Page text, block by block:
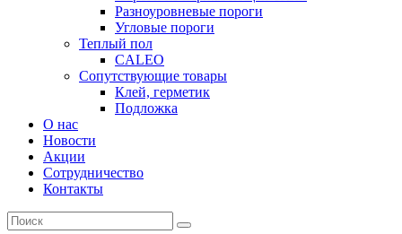
Разноуровневые пороги
Угловые пороги
Теплый пол
CALEO
Сопутствующие товары
Клей, герметик
Подложка
О нас
Новости
Акции
Сотрудничество
Контакты